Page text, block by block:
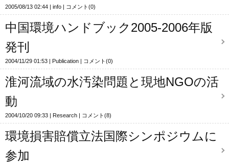
2005/08/13 02:44 info コメント(0)
中国環境ハンドブック2005-2006年版
発刊
2004/11/29 01:53 Publication コメント(0)
淮河流域の水汚染問題と現地NGOの活
動
2004/10/20 09:33 Research コメント(8)
環境損害賠償立法国際シンポジウムに
参加